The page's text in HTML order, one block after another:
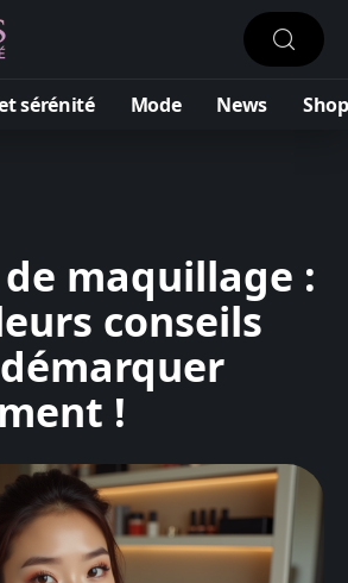
sérénité Mode News
maquillage :
conseils
!